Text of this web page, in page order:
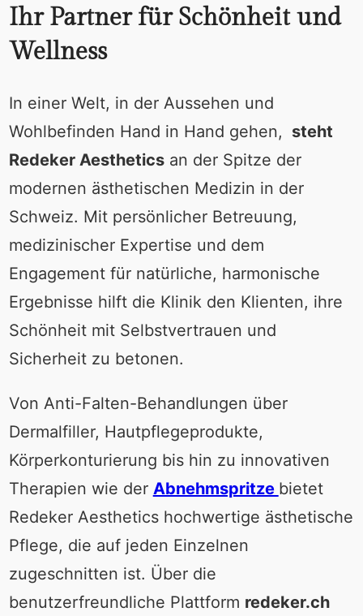
Ihr Partner für Schönheit und
Wellness
In einer Welt, in der Aussehen und
Wohlbefinden Hand in Hand gehen, steht
Redeker Aestheticsan der Spitze der
modernen ästhetischen Medizin in der
Schweiz. Mit persönlicher Betreuung,
medizinischer Expertise und dem
Engagement für natürliche, harmonische
Ergebnisse hilft die Klinik den Klienten, ihre
Schönheit mit Selbstvertrauen und
Sicherheit zu betonen.
Von Anti-Falten-Behandlungen über
Dermalfiller, Hautpflegeprodukte,
Körperkonturierung bis hin zu innovativen
Therapien wie der Abnehmspritze bietet
Redeker Aesthetics hochwertige ästhetische
Pflege, die auf jeden Einzelnen
zugeschnitten ist. Über die
benutzerfreundliche Plattform redeker.ch